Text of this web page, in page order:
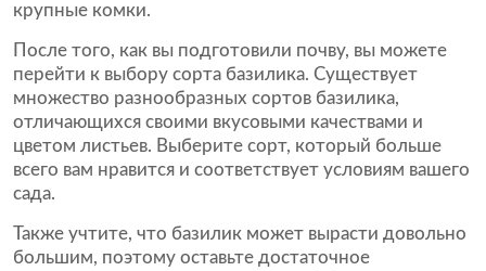
крупные комки.
После того, как вы подготовили почву, вы можете
перейти к выбору сорта базилика. Существует
множество разнообразных сортов базилика,
отличающихся своими вкусовыми качествами и
цветом листьев. Выберите сорт, который больше
всего вам нравится и соответствует условиям вашего
сада.
Также учтите, что базилик может вырасти довольно
большим, поэтому оставьте достаточное